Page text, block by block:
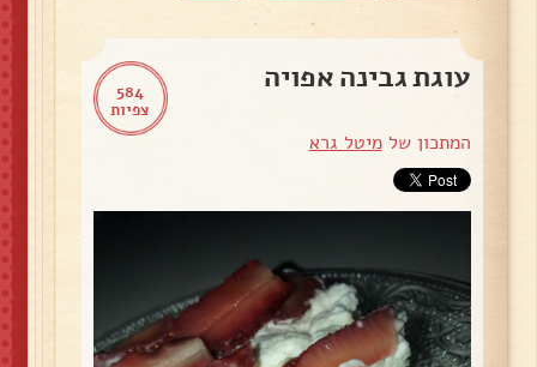
584
צפיות
עוגת גבינה אפויה
המתכון שלמיטל גרא